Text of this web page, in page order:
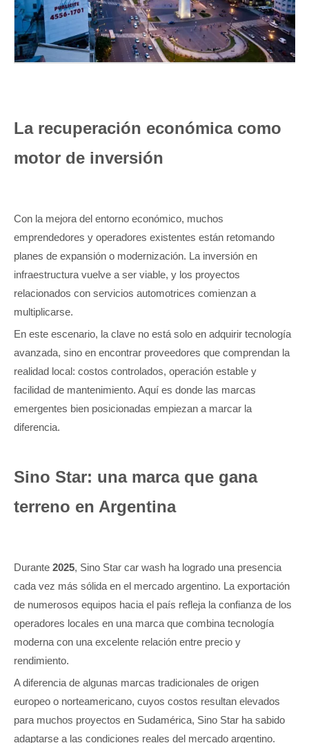
La recuperación económica como
motor de inversión
Con la mejora del entorno económico, muchos
emprendedores y operadores existentes están retomando
planes de expansión o modernización. La inversión en
infraestructura vuelve a ser viable, y los proyectos
relacionados con servicios automotrices comienzan a
multiplicarse.
En este escenario, la clave no está solo en adquirir tecnología
avanzada, sino en encontrar proveedores que comprendan la
realidad local: costos controlados, operación estable y
facilidad de mantenimiento. Aquí es donde las marcas
emergentes bien posicionadas empiezan a marcar la
diferencia.
Sino Star: una marca que gana
terreno en Argentina
Durante 2025, Sino Star car wash ha logrado una presencia
cada vez más sólida en el mercado argentino. La exportación
de numerosos equipos hacia el país refleja la confianza de los
operadores locales en una marca que combina tecnología
moderna con una excelente relación entre precio y
rendimiento.
A diferencia de algunas marcas tradicionales de origen
europeo o norteamericano, cuyos costos resultan elevados
para muchos proyectos en Sudamérica, Sino Star ha sabido
adaptarse a las condiciones reales del mercado argentino.